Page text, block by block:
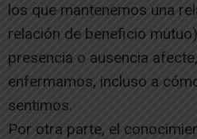
los que mantenemos una
relación de beneficio
presencia o ausencia
enfermamos, incluso a
sentimos.
Por otra parte, el